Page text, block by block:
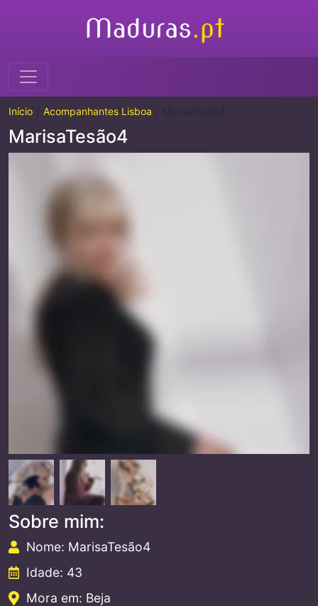
Início Acompanhantes Lisboa
MarisaTesão4
Sobre mim:
Nome: MarisaTesão4
Idade: 43
Mora em: Beja